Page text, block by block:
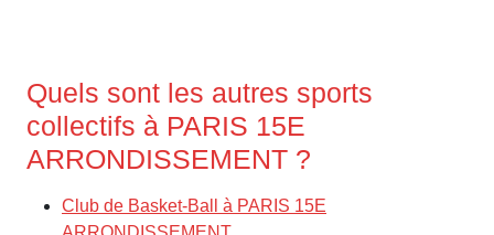
Quels sont les autres sports
collectifs à PARIS 15E
ARRONDISSEMENT ?
Club de Basket-Ball à PARIS 15E